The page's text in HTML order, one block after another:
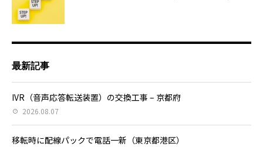
最新記事
IVR（音声応答転送装置）の交換工事 – 京都府
2026.08.07
移転時に配線パックで電話一新（東京都港区）